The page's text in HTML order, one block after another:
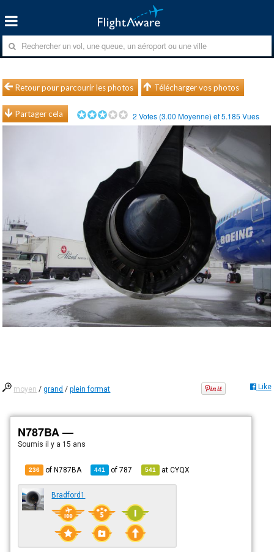
Retour pour parcourir les photos Télécharger vos photos
Partager cela 2 Votes (3.00 Moyenne) et5.185 Vues
moyen /grand /plein format Like
N787BA —
Soumisil y a 15 ans
236 of N787BA 441 of787 541 atCYQX
Bradford1